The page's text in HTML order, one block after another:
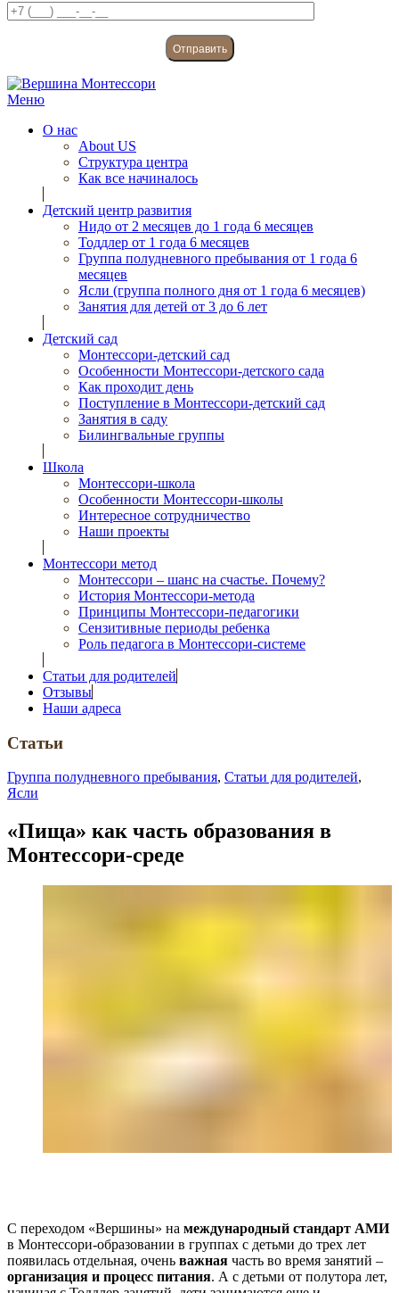
Меню
О нас
About US
Структура центра
Как все начиналось
Детский центр развития
Нидо от 2 месяцев до 1 года 6 месяцев
Тоддлер от 1 года 6 месяцев
Группа полудневного пребывания от 1 года 6
месяцев
Ясли (группа полного дня от 1 года 6 месяцев)
Занятия для детей от 3 до 6 лет
Детский сад
Монтессори-детский сад
Особенности Монтессори-детского сада
Как проходит день
Поступление в Монтессори-детский сад
Занятия в саду
Билингвальные группы
Школа
Монтессори-школа
Особенности Монтессори-школы
Интересное сотрудничество
Наши проекты
Монтессори метод
Монтессори – шанс на счастье. Почему?
История Монтессори-метода
Принципы Монтессори-педагогики
Сензитивные периоды ребенка
Роль педагога в Монтессори-системе
Статьи для родителей
Отзывы
Наши адреса
Статьи
Группа полудневного пребывания, Статьи для родителей,
Ясли
«Пища» как часть образования в
Монтессори-среде
С переходом «Вершины» на международный стандарт АМИ
в Монтессори-образовании в группах с детьми до трех лет
появилась отдельная, очень важная часть во время занятий –
организация и процесс питания. А с детьми от полутора лет,